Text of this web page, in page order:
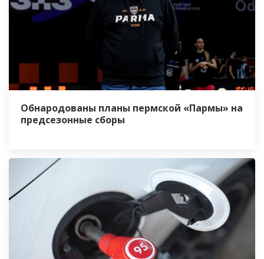
Обнародованы планы пермской «Пармы» на
предсезонные сборы